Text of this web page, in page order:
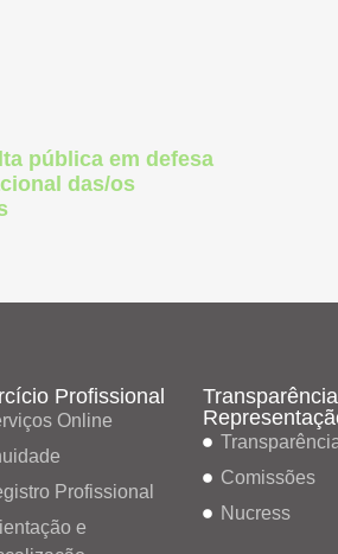
pública em defesa
das/os
Profissional
Online
Profissional
e
Comissões
Nucress